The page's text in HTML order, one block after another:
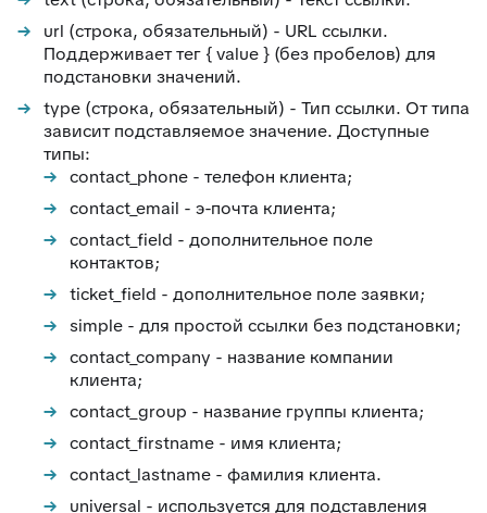
61 Поля компании в заявке
62Jira – дополнительные возможности
63
Чек-листы
64 Видимость переписки
65
Интеграция с CloudPayments
66
Яндекс переводчик
67
Закрепленные сообщения
Цвет заявок в общем списке
70
Загрузка/выгрузка темы базы знаний
Отчёт по аудиту (расширенные возможности)
72
Интеграция с Wazzup24
Суфлёр — ИИ-помощник в HelpDeskEddy
url (строка, обязательный) - URL ссылки.
Поддерживает тег { value } (без пробелов) для
подстановки значений.
type (строка, обязательный) - Тип ссылки. От типа
зависит подставляемое значение. Доступные
типы:
contact_phone - телефон клиента;
contact_email - э-почта клиента;
contact_field - дополнительное поле
контактов;
ticket_field - дополнительное поле заявки;
simple - для простой ссылки без подстановки;
contact_company - название компании
клиента;
contact_group - название группы клиента;
contact_firstname - имя клиента;
contact_lastname - фамилия клиента.
universal - используется для подставления